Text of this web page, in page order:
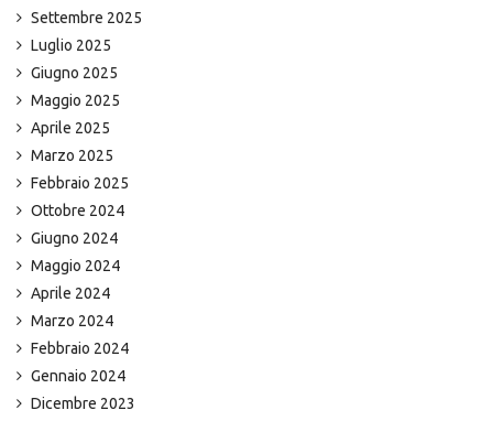
Settembre 2025
Luglio 2025
Giugno 2025
Maggio 2025
Aprile 2025
Marzo 2025
Febbraio 2025
Ottobre 2024
Giugno 2024
Maggio 2024
Aprile 2024
Marzo 2024
Febbraio 2024
Gennaio 2024
Dicembre 2023